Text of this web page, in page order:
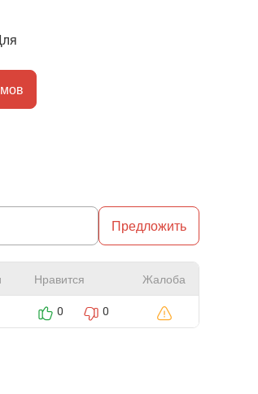
Предложить
Нравится Жалоба
0 0